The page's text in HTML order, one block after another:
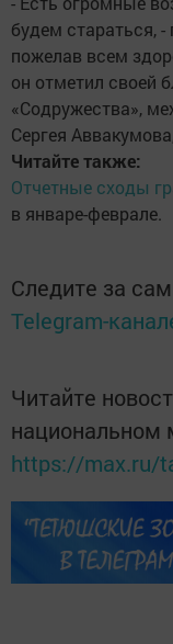
будем стараться,
пожелав всем
он отметил своей
«Содружества»,
Сергея
Читайте также:
Отчетные сходы
в январе-феврале.
Следите за
Telegram-
Читайте
национальном
https://max.ru/